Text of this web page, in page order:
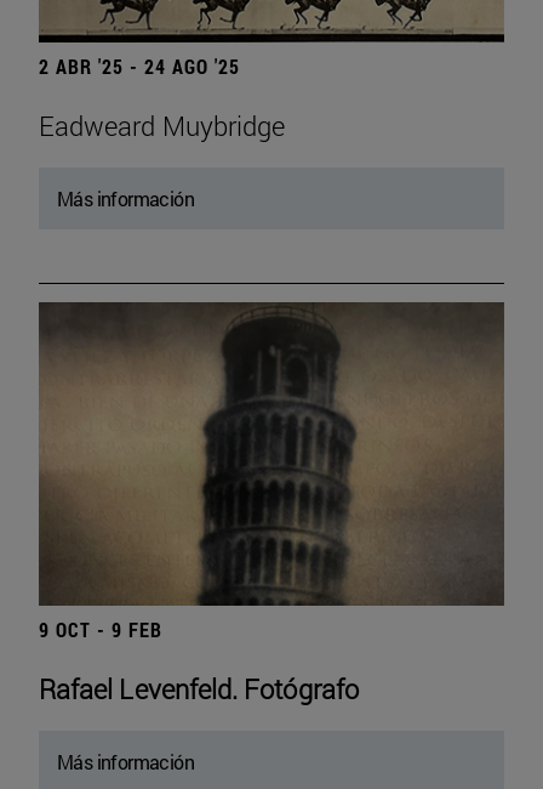
2 ABR '25 - 24 AGO '25
Eadweard Muybridge
Más información
9 OCT - 9 FEB
Rafael Levenfeld. Fotógrafo
Más información